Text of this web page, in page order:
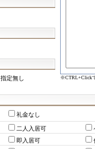
指定無し ※CTRL+Click
礼金なし
二人入居可
即入居可